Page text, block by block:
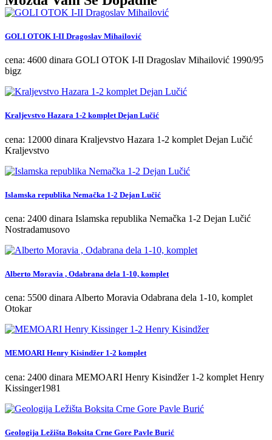
GOLI OTOK I-II Dragoslav Mihailović
cena: 4600 dinara GOLI OTOK I-II Dragoslav Mihailović 1990/95
bigz
Kraljevstvo Hazara 1-2 komplet Dejan Lučić
cena: 12000 dinara Kraljevstvo Hazara 1-2 komplet Dejan Lučić
Kraljevstvo
Islamska republika Nemačka 1-2 Dejan Lučić
cena: 2400 dinara Islamska republika Nemačka 1-2 Dejan Lučić
Nostradamusovo
Alberto Moravia , Odabrana dela 1-10, komplet
cena: 5500 dinara Alberto Moravia Odabrana dela 1-10, komplet
Otokar
MEMOARI Henry Kisindžer 1-2 komplet
cena: 2400 dinara MEMOARI Henry Kisindžer 1-2 komplet Henry
Kissinger1981
Geologija Ležišta Boksita Crne Gore Pavle Burić